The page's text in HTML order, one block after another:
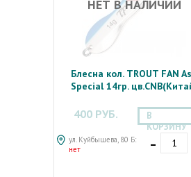
НЕТ В НАЛИЧИИ
Блесна кол. TROUT FAN
Special 14гр.
400 РУБ.
ул. Куйбышева, 80 Б:
нет
В
КОРЗИНУ
-